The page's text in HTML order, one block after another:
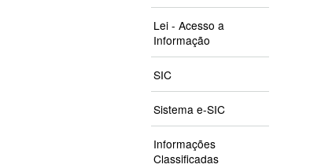
Lei - Acesso a
Informação
SIC
Sistema e-SIC
Informações
Classificadas